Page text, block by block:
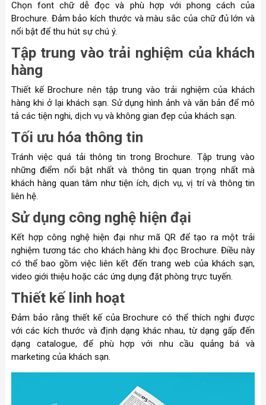
Chọn font chữ dễ đọc và phù hợp với phong cách của
Brochure. Đảm bảo kích thước và màu sắc của chữ đủ lớn và
nổi bật để thu hút sự chú ý.
Tập trung vào trải nghiệm của khách
hàng
Thiết kế Brochure nên tập trung vào trải nghiệm của khách
hàng khi ở lại khách sạn. Sử dụng hình ảnh và văn bản để mô
tả các tiện nghi, dịch vụ và không gian đẹp của khách sạn.
Tối ưu hóa thông tin
Tránh việc quá tải thông tin trong Brochure. Tập trung vào
những điểm nổi bật nhất và thông tin quan trọng nhất mà
khách hàng quan tâm như tiện ích, dịch vụ, vị trí và thông tin
liên hệ.
Sử dụng công nghệ hiện đại
Kết hợp công nghệ hiện đại như mã QR để tạo ra một trải
nghiệm tương tác cho khách hàng khi đọc Brochure. Điều này
có thể bao gồm việc liên kết đến trang web của khách sạn,
video giới thiệu hoặc các ứng dụng đặt phòng trực tuyến.
Thiết kế linh hoạt
Đảm bảo rằng thiết kế của Brochure có thể thích nghi được
với các kích thước và định dạng khác nhau, từ dạng gấp đến
dạng catalogue, để phù hợp với nhu cầu quảng bá và
marketing của khách sạn.